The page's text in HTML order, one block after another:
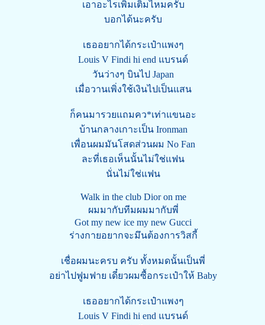
เอาอะไรเพิ่มเติมไหมครับ
บอกได้นะครับ
เธออยากได้กระเป๋าแพงๆ
Louis V Findi hi end แบรนด์
วันว่างๆ บินไป Japan
เมื่อวานเพิ่งใช้เงินไปเป็นแสน
ก็คนมารวยแถมคว*เท่าแขนอะ
บ้านกลางเกาะเป็น Ironman
เพื่อนผมมันโสดส่วนผม No Fan
ละที่เธอเห็นนั้นไม่ใช่แฟน
นั่นไม่ใช่แฟน
Walk in the club Dior on me
ผมมากับทีมผมมากับพี่
Got my new ice my new Gucci
ร่างกายอยากจะมึนต้องการวิสกี้
เชื่อผมนะครบ ครับ ทั้งหมดนั้นเป็นพี่
อย่าไปฟูมฟาย เดี๋ยวผมซื้อกระเป๋าให้ Baby
เธออยากได้กระเป๋าแพงๆ
Louis V Findi hi end แบรนด์